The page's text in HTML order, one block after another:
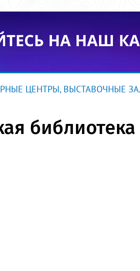
ЦЕНТРЫ, ВЫСТАВОЧНЫЕ
библиотека